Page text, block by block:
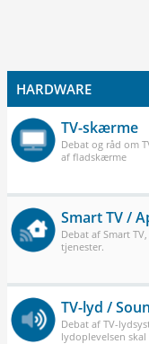
HARDWARE
TV-skærme
Debat og råd om
af fladskærme
Smart TV /
Debat af Smart
tjenester.
TV-lyd /
Debat af TV-
lydoplevelsen